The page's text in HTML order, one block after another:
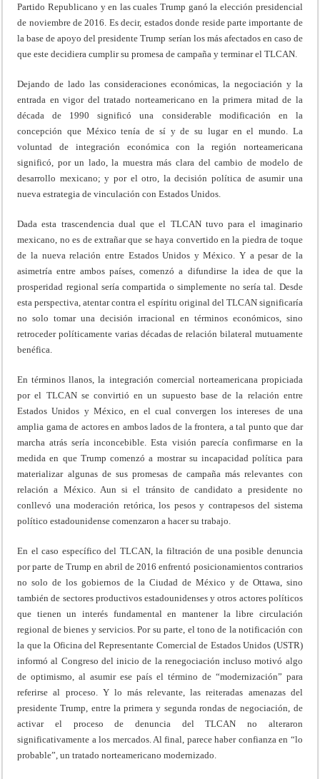
Partido Republicano y en las cuales Trump ganó la elección presidencial
de noviembre de 2016. Es decir, estados donde reside parte importante de
la base de apoyo del presidente Trump serían los más afectados en caso de
que este decidiera cumplir su promesa de campaña y terminar el TLCAN.
Dejando de lado las consideraciones económicas, la negociación y la
entrada en vigor del tratado norteamericano en la primera mitad de la
década de 1990 significó una considerable modificación en la
concepción que México tenía de sí y de su lugar en el mundo. La
voluntad de integración económica con la región norteamericana
significó, por un lado, la muestra más clara del cambio de modelo de
desarrollo mexicano; y por el otro, la decisión política de asumir una
nueva estrategia de vinculación con Estados Unidos.
Dada esta trascendencia dual que el TLCAN tuvo para el imaginario
mexicano, no es de extrañar que se haya convertido en la piedra de toque
de la nueva relación entre Estados Unidos y México. Y a pesar de la
asimetría entre ambos países, comenzó a difundirse la idea de que la
prosperidad regional sería compartida o simplemente no sería tal. Desde
esta perspectiva, atentar contra el espíritu original del TLCAN significaría
no solo tomar una decisión irracional en términos económicos, sino
retroceder políticamente varias décadas de relación bilateral mutuamente
benéfica.
En términos llanos, la integración comercial norteamericana propiciada
por el TLCAN se convirtió en un supuesto base de la relación entre
Estados Unidos y México, en el cual convergen los intereses de una
amplia gama de actores en ambos lados de la frontera, a tal punto que dar
marcha atrás sería inconcebible. Esta visión parecía confirmarse en la
medida en que Trump comenzó a mostrar su incapacidad política para
materializar algunas de sus promesas de campaña más relevantes con
relación a México. Aun si el tránsito de candidato a presidente no
conllevó una moderación retórica, los pesos y contrapesos del sistema
político estadounidense comenzaron a hacer su trabajo.
En el caso específico del TLCAN, la filtración de una posible denuncia
por parte de Trump en abril de 2016 enfrentó posicionamientos contrarios
no solo de los gobiernos de la Ciudad de México y de Ottawa, sino
también de sectores productivos estadounidenses y otros actores políticos
que tienen un interés fundamental en mantener la libre circulación
regional de bienes y servicios. Por su parte, el tono de la notificación con
la que la Oficina del Representante Comercial de Estados Unidos (USTR)
informó al Congreso del inicio de la renegociación incluso motivó algo
de optimismo, al asumir ese país el término de “modernización” para
referirse al proceso. Y lo más relevante, las reiteradas amenazas del
presidente Trump, entre la primera y segunda rondas de negociación, de
activar el proceso de denuncia del TLCAN no alteraron
significativamente a los mercados. Al final, parece haber confianza en “lo
probable”, un tratado norteamericano modernizado.